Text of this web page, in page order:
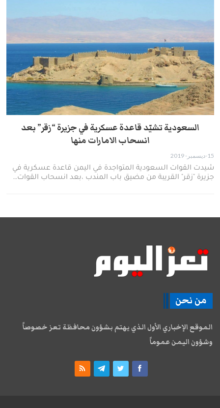
السعودية تشيّد قاعدة عسكرية في جزيرة “زقر” بعد
انسحاب الامارات منها
15-ديسمبر- 2019
شيدت القوات السعودية المتواجدة في اليمن قاعدة عسكرية في
جزيرة "زقر" القريبة من مضيق باب المندب ،بعد انسحاب القوات…
من نحن
الموقع الإخباري الأول الذي يهتم بشؤون محافظة تعز خصوصاً
وشؤون اليمن عموماً